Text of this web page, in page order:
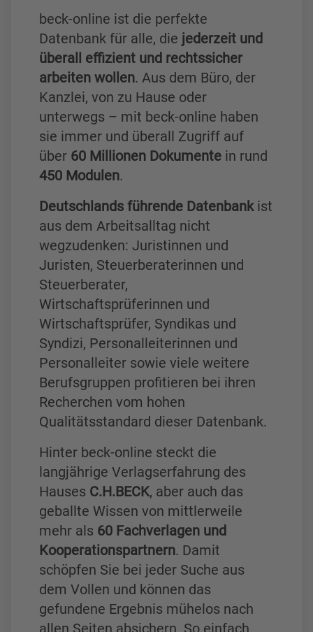
beck-online ist die perfekte
Datenbank für alle, die jederzeit und
überall effizient und rechtssicher
arbeiten wollen. Aus dem Büro, der
Kanzlei, von zu Hause oder
unterwegs – mit beck-online haben
sie immer und überall Zugriff auf
über 60 Millionen Dokumente in rund
450 Modulen.
Deutschlands führende Datenbankist
aus dem Arbeitsalltag nicht
wegzudenken: Juristinnen und
Juristen, Steuerberaterinnen und
Steuerberater,
Wirtschaftsprüferinnen und
Wirtschaftsprüfer, Syndikas und
Syndizi, Personalleiterinnen und
Personalleiter sowie viele weitere
Berufsgruppen profitieren bei ihren
Recherchen vom hohen
Qualitätsstandard dieser Datenbank.
Hinter beck-online steckt die
langjährige Verlagserfahrung des
Hauses C.H.BECK, aber auch das
geballte Wissen von mittlerweile
mehr als 60 Fachverlagen und
Kooperationspartnern. Damit
schöpfen Sie bei jeder Suche aus
dem Vollen und können das
gefundene Ergebnis mühelos nach
allen Seiten absichern. So einfach